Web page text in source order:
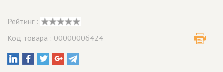
Рейтинг :
Код товара : 00000006424